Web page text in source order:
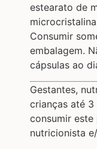
estearato de
Consumir
embalagem.
cápsulas ao
Gestantes,
crianças até 3
consumir
nutricionista